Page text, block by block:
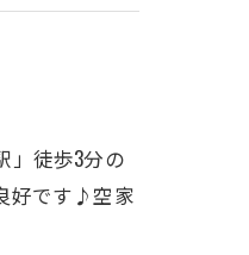
」徒歩3分の
好です♪空家